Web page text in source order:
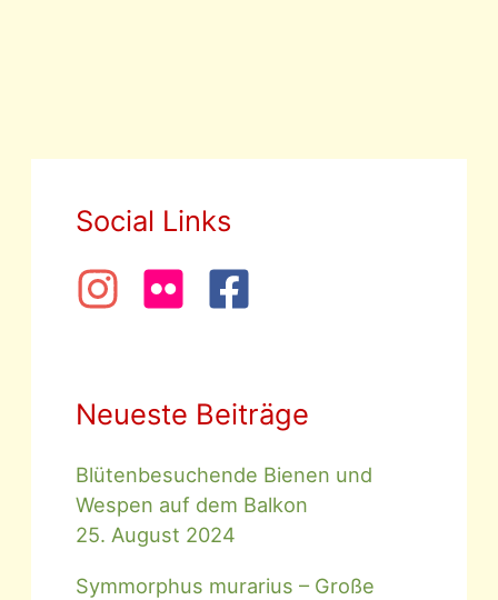
Social Links
Neueste Beiträge
Blütenbesuchende Bienen und
Wespen auf dem Balkon
25. August 2024
Symmorphus murarius – Große